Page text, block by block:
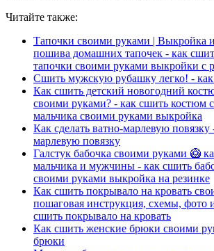
Читайте также:
Тапочки своими руками | Выкройка
пошива домашних тапочек - как
тапочки своими руками выкройки с
Сшить мужскую рубашку легко! -
Как сшить детский новогодний
своими руками? - как сшить костюм
мальчика своими руками выкройка
Как сделать ватно-марлевую
марлевую повязку
Галстук бабочка своими руками 🥝
мальчика и мужчины - как сшить
своими руками выкройка на резинке
Как сшить покрывало на кровать
пошаговая инструкция, схемы, фото
сшить покрывало на кровать
Как сшить женские брюки своими
брюки